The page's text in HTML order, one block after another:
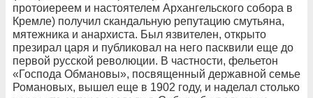
протоиереем и настоятелем Архангельского собора в
Кремле) получил скандальную репутацию смутьяна,
мятежника и анархиста. Был язвителен, открыто
презирал царя и публиковал на него пасквили еще до
первой русской революции. В частности, фельетон
«Господа Обмановы», посвященный державной семье
Романовых, вышел еще в 1902 году, и наделал столько